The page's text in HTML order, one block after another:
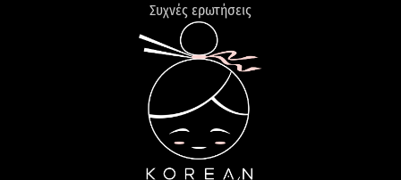
Συχνές ερωτήσεις